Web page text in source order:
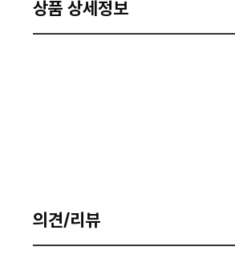
상품 상세정보
의견/리뷰